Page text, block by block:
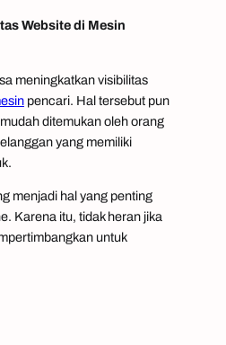
Website di Mesin
meningkatkan visibilitas
pencari. Hal tersebut pun
ditemukan oleh orang
yang memiliki
menjadi hal yang penting
. Karena itu, tidak heran jika
untuk